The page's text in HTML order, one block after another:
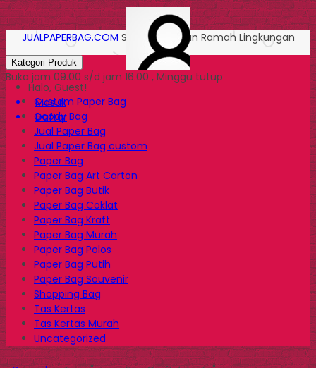
Halo, Guest!
Masuk
Daftar
JUALPAPERBAG.COM Solusi Kemasan Ramah Lingkungan
Kategori Produk
Buka jam 09.00 s/d jam 16.00 , Minggu tutup
Custom Paper Bag
Goody Bag
Jual Paper Bag
Jual Paper Bag custom
Paper Bag
Paper Bag Art Carton
Paper Bag Butik
Paper Bag Coklat
Paper Bag Kraft
Paper Bag Murah
Paper Bag Polos
Paper Bag Putih
Paper Bag Souvenir
Shopping Bag
Tas Kertas
Tas Kertas Murah
Uncategorized